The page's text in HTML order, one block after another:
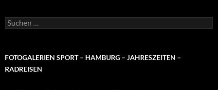
Suchen
nach:
FOTOGALERIEN SPORT – HAMBURG – JAHRESZEITEN –
RADREISEN